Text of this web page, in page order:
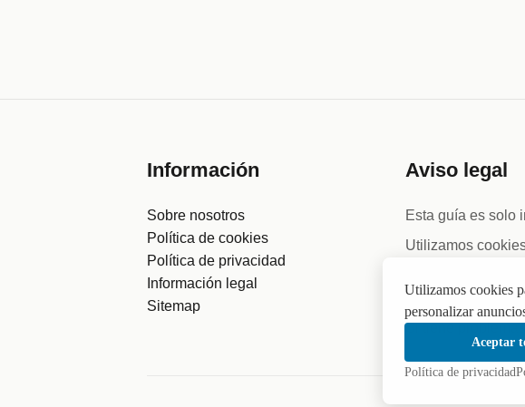
Información
Sobre nosotros
Política de cookies
Política de privacidad
Información legal
Sitemap
Aviso legal
Esta guía es solo
Utilizamos
Este sitio
de ellos, sin
Si tiene
Utilizamos cookies
personalizar
Aceptar
Política de privacidad